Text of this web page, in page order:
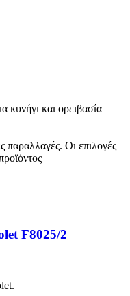
κυνήγι και ορειβασία
παραλλαγές. Οι επιλογές
F8025/2